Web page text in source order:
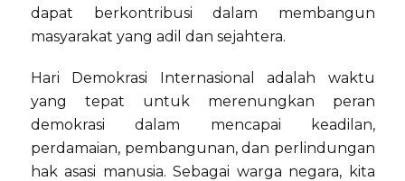
dapat berkontribusi dalam membangun
masyarakat yang adil dan sejahtera.
Hari Demokrasi Internasional adalah waktu
yang tepat untuk merenungkan peran
demokrasi dalam mencapai keadilan,
perdamaian, pembangunan, dan perlindungan
hak asasi manusia. Sebagai warga negara, kita